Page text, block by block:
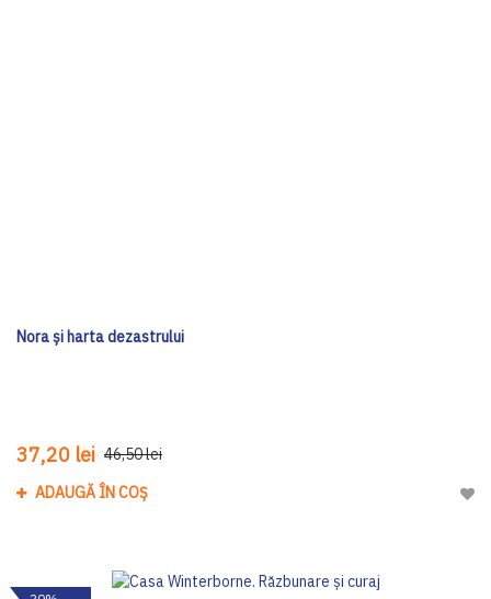
Nora și harta dezastrului
37,20 lei 46,50 lei
ADAUGĂ ÎN COȘ